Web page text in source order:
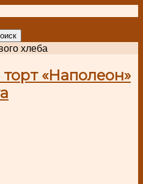
хлеба
«Наполеон»